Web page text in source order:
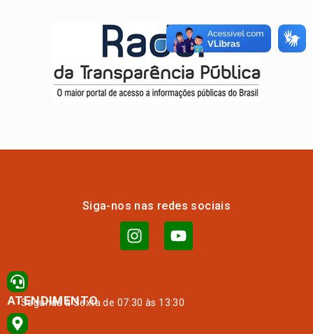
Siga-nos nas redes sociais
ATENDIMENTO
Segunda à Sexta de 07:30 às 13:30